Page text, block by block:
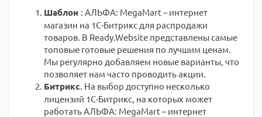
Шаблон : АЛЬФА: MegaMart – интернет
магазин на 1С-Битрикс для распродажи
товаров. В Ready.Website представлены самые
топовые готовые решения по лучшим ценам.
Мы регулярно добавляем новые варианты, что
позволяет нам часто проводить акции.
Битрикс. На выбор доступно несколько
лицензий 1С-Битрикс, на которых может
работать АЛЬФА: MegaMart – интернет